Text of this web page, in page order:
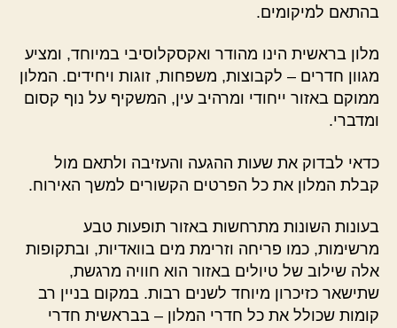
בהתאם למיקומים.
מלון בראשית הינו מהודר ואקסקלוסיבי במיוחד, ומציע
מגוון חדרים – לקבוצות, משפחות, זוגות ויחידים. המלון
ממוקם באזור ייחודי ומרהיב עין, המשקיף על נוף קסום
ומדברי.
כדאי לבדוק את שעות ההגעה והעזיבה ולתאם מול
קבלת המלון את כל הפרטים הקשורים למשך האירוח.
בעונות השונות מתרחשות באזור תופעות טבע
מרשימות, כמו פריחה וזרימת מים בוואדיות, ובתקופות
אלה שילוב של טיולים באזור הוא חוויה מרגשת,
שתישאר כזיכרון מיוחד לשנים רבות. במקום בניין רב
קומות שכולל את כל חדרי המלון – בבראשית חדרי